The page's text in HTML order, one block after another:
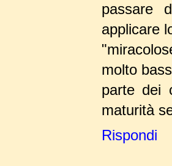
passare
applicare
molto
parte dei
maturità
Rispondi